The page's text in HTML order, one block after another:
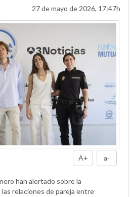
27 de mayo de 2026, 17:47h
A+ a-
han alertado sobre la
relaciones de pareja entre